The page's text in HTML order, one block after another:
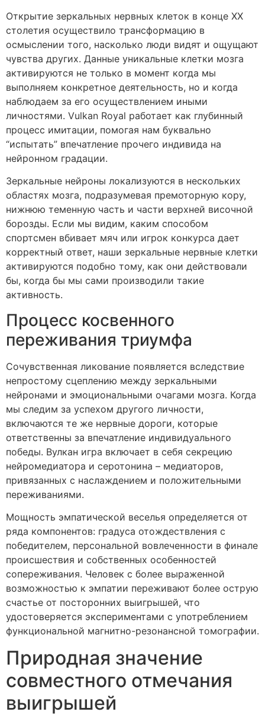
Открытие зеркальных нервных клеток в конце XX
столетия осуществило трансформацию в
осмыслении того, насколько люди видят и ощущают
чувства других. Данные уникальные клетки мозга
активируются не только в момент когда мы
выполняем конкретное деятельность, но и когда
наблюдаем за его осуществлением иными
личностями. Vulkan Royal работает как глубинный
процесс имитации, помогая нам буквально
“испытать” впечатление прочего индивида на
нейронном градации.
Зеркальные нейроны локализуются в нескольких
областях мозга, подразумевая премоторную кору,
нижнюю теменную часть и части верхней височной
борозды. Если мы видим, каким способом
спортсмен вбивает мяч или игрок конкурса дает
корректный ответ, наши зеркальные нервные клетки
активируются подобно тому, как они действовали
бы, когда бы мы сами производили такие
активность.
Процесс косвенного
переживания триумфа
Сочувственная ликование появляется вследствие
непростому сцеплению между зеркальными
нейронами и эмоциональными очагами мозга. Когда
мы следим за успехом другого личности,
включаются те же нервные дороги, которые
ответственны за впечатление индивидуального
победы. Вулкан игра включает в себя секрецию
нейромедиатора и серотонина – медиаторов,
привязанных с наслаждением и положительными
переживаниями.
Мощность эмпатической веселья определяется от
ряда компонентов: градуса отождествления с
победителем, персональной вовлеченности в финале
происшествия и собственных особенностей
сопереживания. Человек с более выраженной
возможностью к эмпатии переживают более острую
счастье от посторонних выигрышей, что
удостоверяется экспериментами с употреблением
функциональной магнитно-резонансной томографии.
Природная значение
совместного отмечания
выигрышей